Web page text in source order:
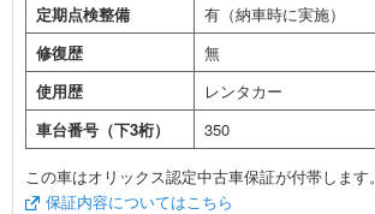
定期点検整備
有（納車時に実施）
修復歴
無
使用歴
レンタカー
車台番号（下3桁）
350
この車はオリックス認定中古車保証が付帯します。
保証内容についてはこちら